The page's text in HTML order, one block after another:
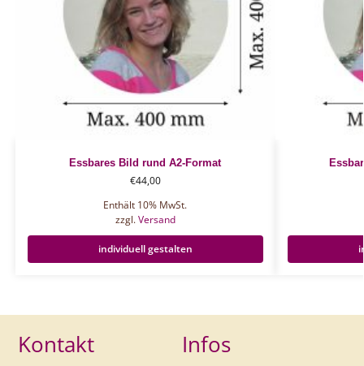
Essbares Bild rund A2-Format
€44,00
Enthält 10% MwSt.
zzgl.Versand
individuell gestalten
Kontakt Infos